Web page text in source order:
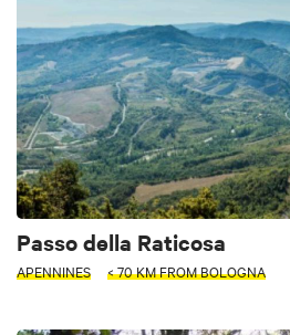
Passo della Raticosa
APENNINES < 70 KM FROM BOLOGNA